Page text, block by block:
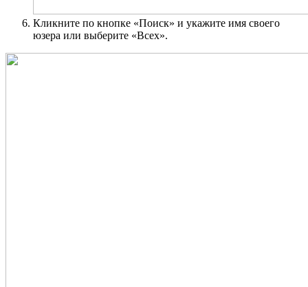
Кликните по кнопке «Поиск» и укажите имя своего
юзера или выберите «Всех».